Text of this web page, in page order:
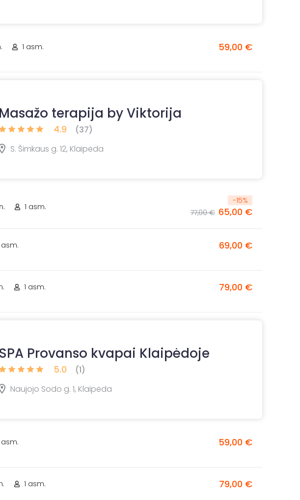
1 asm. 59,00 €
Masažo terapija by Viktorija
4.9
(37)
S. Šimkaus g. 12, Klaipėda
1 asm.
-15%
77,00 € 65,00 €
asm. 69,00 €
1 asm. 79,00 €
SPA Provanso kvapai Klaipėdoje
5.0
(1)
Naujojo Sodo g. 1, Klaipėda
asm. 59,00 €
1 asm. 79,00 €